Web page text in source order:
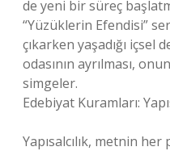
de yeni bir süreç
“Yüzüklerin Efendisi”
çıkarken yaşadığı içsel
odasının ayrılması,
simgeler.
Edebiyat Kuramları:
Yapısalcılık, metnin